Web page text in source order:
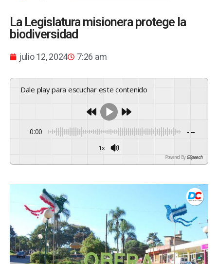
La Legislatura misionera protege la
biodiversidad
julio 12, 2024 7:26 am
Dale play para escuchar este contenido
0:00 -:--
1x
Powered By GSpeech